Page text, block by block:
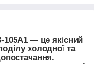
105A1 — це якісний
холодної та